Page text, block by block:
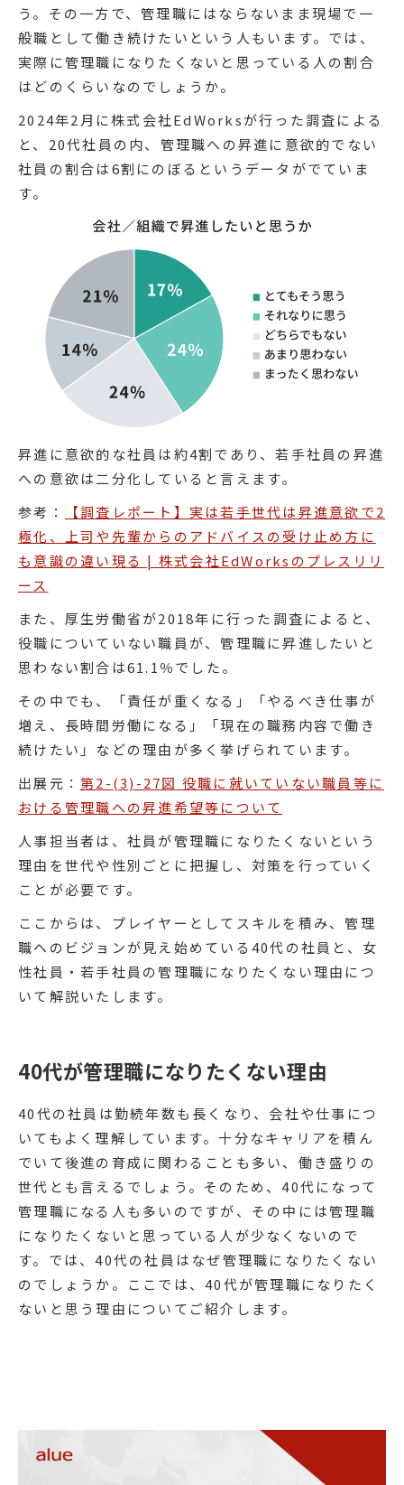
う。その一方で、管理職にはならないまま現場で一
般職として働き続けたいという人もいます。では、
実際に管理職になりたくないと思っている人の割合
はどのくらいなのでしょうか。
2024年2月に株式会社EdWorksが行った調査による
と、20代社員の内、管理職への昇進に意欲的でない
社員の割合は6割にのぼるというデータがでていま
す。
昇進に意欲的な社員は約4割であり、若手社員の昇進
への意欲は二分化していると言えます。
参考：
【調査レポート】実は若手世代は昇進意欲で2
極化、上司や先輩からのアドバイスの受け止め方に
も意識の違い現る | 株式会社EdWorksのプレスリリ
ース
また、厚生労働省が2018年に行った調査によると、
役職についていない職員が、管理職に昇進したいと
思わない割合は61.1％でした。
その中でも、「責任が重くなる」「やるべき仕事が
増え、長時間労働になる」「現在の職務内容で働き
続けたい」などの理由が多く挙げられています。
出展元： 第2-(3)-27図 役職に就いていない職員等に
おける管理職への昇進希望等について
人事担当者は、社員が管理職になりたくないという
理由を世代や性別ごとに把握し、対策を行っていく
ことが必要です。
ここからは、プレイヤーとしてスキルを積み、管理
職へのビジョンが見え始めている40代の社員と、女
性社員・若手社員の管理職になりたくない理由につ
いて解説いたします。
40代が管理職になりたくない理由
40代の社員は勤続年数も長くなり、会社や仕事につ
いてもよく理解しています。十分なキャリアを積ん
でいて後進の育成に関わることも多い、働き盛りの
世代とも言えるでしょう。そのため、40代になって
管理職になる人も多いのですが、その中には管理職
になりたくないと思っている人が少なくないので
す。では、40代の社員はなぜ管理職になりたくない
のでしょうか。ここでは、40代が管理職になりたく
ないと思う理由についてご紹介します。